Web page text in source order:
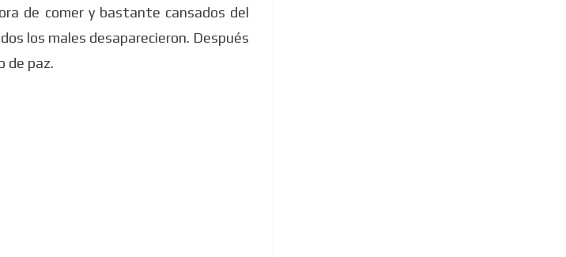
de comer y bastante cansados del
los males desaparecieron. Después
de paz.